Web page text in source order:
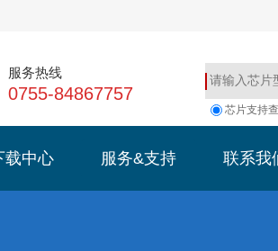
服务热线
0755-84867757
芯片支持
载中心 服务&支持
联系我
联系我